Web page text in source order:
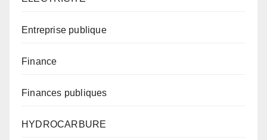
Entreprise publique
Finance
Finances publiques
HYDROCARBURE